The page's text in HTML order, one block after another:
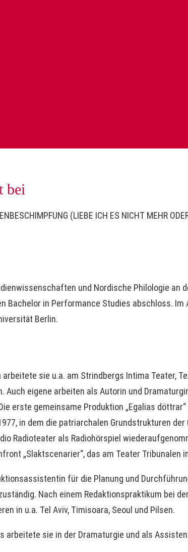
bei
(LIEBE ICH ES NICHT MEHR
und Nordische Philologie an
Bachelor in Performance Studies abschloss.
Berlin.
sie u.a. am Strindbergs Intima Teater,
Auch eigene arbeiten als Autorin und
erste gemeinsame Produktion „Egalias
in dem die patriarchalen Grundstrukturen
Radioteater als Radiohörspiel
„Slaktscenarier“, das am Teater Tribunalen
für die Planung und
Nach einem Redaktionspraktikum bei der
in u.a. Tel Aviv, Timisoara, Seoul und Pilsen.
arbeitete sie in der Dramaturgie und als